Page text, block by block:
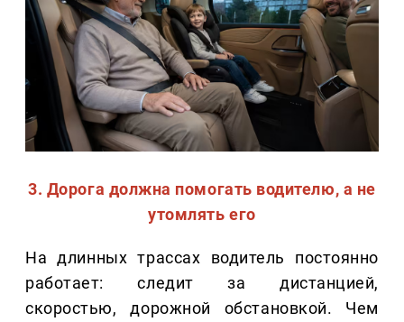
3. Дорога должна помогать водителю, а не
утомлять его
На длинных трассах водитель постоянно
работает: следит за дистанцией,
скоростью, дорожной обстановкой. Чем